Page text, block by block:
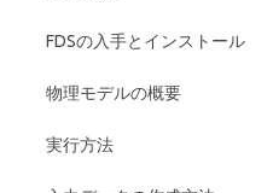
FDSの入手とインストール
物理モデルの概要
実行方法